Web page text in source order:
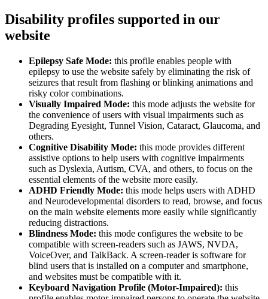
Disability profiles supported in our
website
Epilepsy Safe Mode: this profile enables people with
epilepsy to use the website safely by eliminating the risk of
seizures that result from flashing or blinking animations and
risky color combinations.
Visually Impaired Mode: this mode adjusts the website for
the convenience of users with visual impairments such as
Degrading Eyesight, Tunnel Vision, Cataract, Glaucoma, and
others.
Cognitive Disability Mode: this mode provides different
assistive options to help users with cognitive impairments
such as Dyslexia, Autism, CVA, and others, to focus on the
essential elements of the website more easily.
ADHD Friendly Mode: this mode helps users with ADHD
and Neurodevelopmental disorders to read, browse, and focus
on the main website elements more easily while significantly
reducing distractions.
Blindness Mode: this mode configures the website to be
compatible with screen-readers such as JAWS, NVDA,
VoiceOver, and TalkBack. A screen-reader is software for
blind users that is installed on a computer and smartphone,
and websites must be compatible with it.
Keyboard Navigation Profile (Motor-Impaired): this